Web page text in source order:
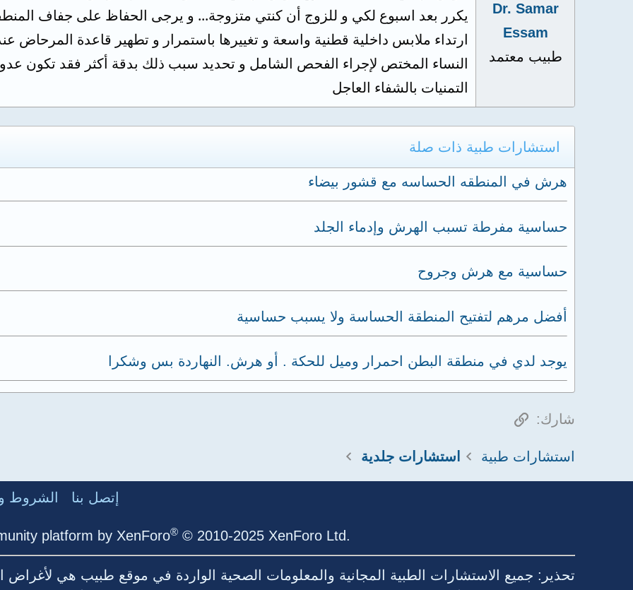
Dr. Samar
Essam
طبيب معتمد
يكرر بعد اسبوع لكي و للزوج أن كنتي متزوجة... و يرجى الحفاظ على جفاف
ارتداء ملابس داخلية قطنية واسعة و تغييرها باستمرار و تطهير قاعدة
النساء المختص لإجراء الفحص الشامل و تحديد سبب ذلك بدقة أكثر فقد تكون عدوى
التمنيات بالشفاء العاجل
استشارات طبية ذات صلة
هرش في المنطقه الحساسه مع قشور بيضاء
حساسية مفرطة تسبب الهرش وإدماء الجلد
حساسية مع هرش وجروح
أفضل مرهم لتفتيح المنطقة الحساسة ولا يسبب حساسية
يوجد لدي في منطقة البطن احمرار وميل للحكة . أو هرش. النهاردة بس وشكرا
شارك: الرابط
استشارات طبية استشارات جلدية
إتصل بنا الشروط
platform by XenForo® © 2010-2025 XenForo Ltd.
تحذير: جميع الاستشارات الطبية المجانية والمعلومات الصحية الواردة في موقع طبيب هي لأغراض